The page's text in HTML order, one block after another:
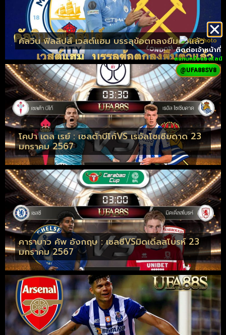
คัลวิน ฟิลลิปส์ เวสต์แฮม บรรลุข้อตกลงยืมตัวแล้ว
โคปา เดล เรย์ : เซลต้าบีโก้VS เรอัลโซเซียดาด 23
มกราคม 2567
คาราบาว คัพ อังกฤษ : เชลซีVSมิดเดิ่ลสโบรห์ 23
มกราคม 2567
ติดต่อเจ้าหน้าที่
สแกนหรือแอดไลน์
@UFA88SV8